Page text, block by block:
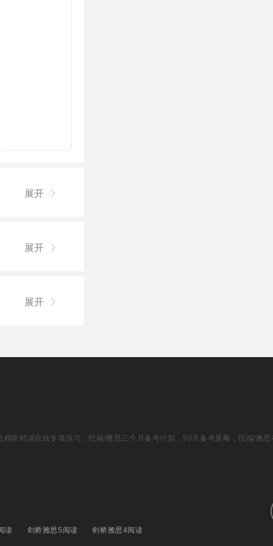
展开
展开
展开
听精读在线专项练习，托福/雅思三个月备考计划，90天备考策略，托福/雅思
读 剑桥雅思5阅读 剑桥雅思4阅读